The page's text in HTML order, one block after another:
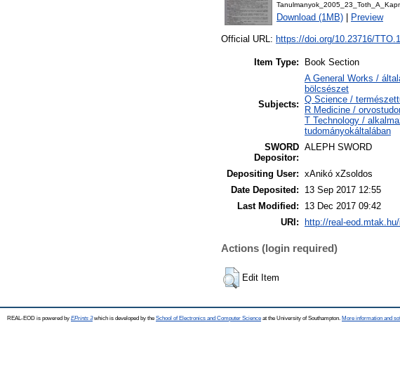
Download (1MB) Preview
Official URL: https://doi.org/10.23716/
Item Type: Book Section
Subjects:
A General Works /
bölcsészet
Q Science /
R Medicine /
T Technology /
tudományokáltalában
SWORD
Depositor:
ALEPH SWORD
Depositing User: xAnikó xZsoldos
Date Deposited:
13 Sep 2017 12:55
Last Modified:
13 Dec 2017 09:42
URI:
http://real-
Actions (login required)
Edit Item
REAL-EOD is powered by EPrints 3which is developed by the School of Electronics and Computer Science at the University of Southampton. More information and